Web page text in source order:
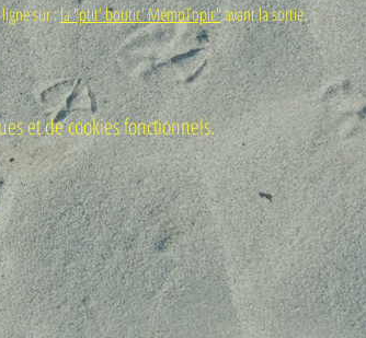
sur : la "ptit' boutic' MémoTopic" avant la sortie.
et de cookies fonctionnels.